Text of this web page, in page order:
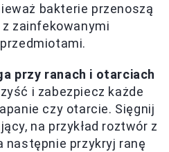
bakterie przenoszą
zainfekowanymi
przy ranach i otarciach
i zabezpiecz każde
czy otarcie. Sięgnij
na przykład roztwór z
następnie przykryj ranę